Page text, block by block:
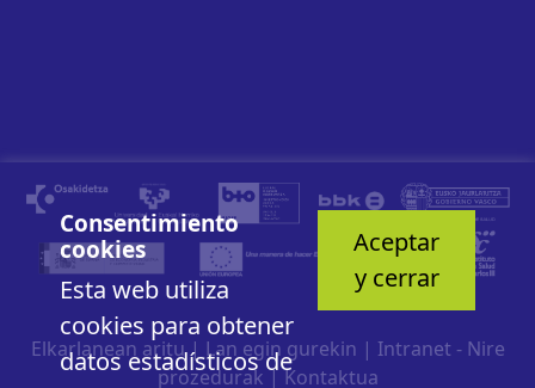
Consentimiento
cookies
Esta web utiliza
cookies para obtener
datos estadísticos de
Aceptar
y cerrar
Elkarlanean aritu| Lan egin gurekin | Intranet - Nire
prozedurak|Kontaktua